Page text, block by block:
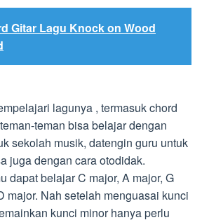
Gitar Lagu Knock on Wood
lagunya , termasuk chord
teman bisa belajar dengan
sekolah musik, datengin guru untuk
juga dengan cara otodidak.
dapat belajar C major, A major, G
major. Nah setelah menguasai kunci
kunci minor hanya perlu